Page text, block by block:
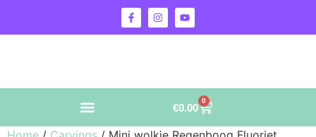
€0.00
0